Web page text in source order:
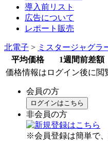
導入前リスト
広告について
レポート販売
北電子 > ミスタージャグラ
平均価格
1週間前差額
価格情報はログイン後に閲
会員の方
ログインはこちら
非会員の方
※会員登録は簡単で、